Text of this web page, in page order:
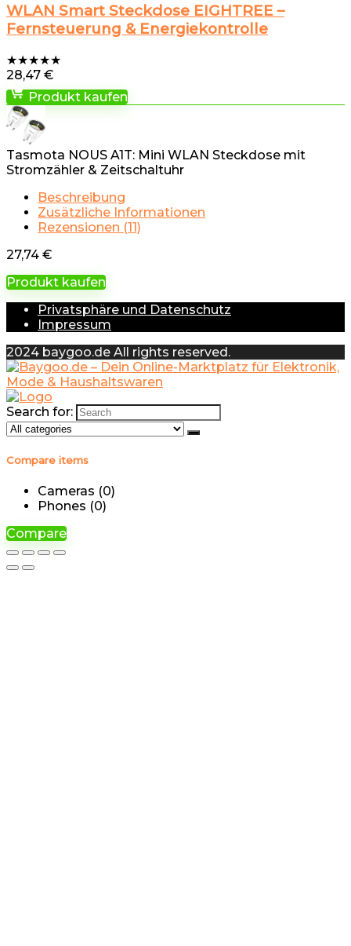
WLAN Smart Steckdose EIGHTREE –
Fernsteuerung & Energiekontrolle
★★★★★
28,47 €
Produkt kaufen
Tasmota NOUS A1T: Mini WLAN Steckdose mit
Stromzähler & Zeitschaltuhr
Beschreibung
Zusätzliche Informationen
Rezensionen (11)
27,74 €
Produkt kaufen
Privatsphäre und Datenschutz
Impressum
2024 baygoo.de All rights reserved.
Search for:
Compare items
Cameras (0)
Phones (0)
Compare